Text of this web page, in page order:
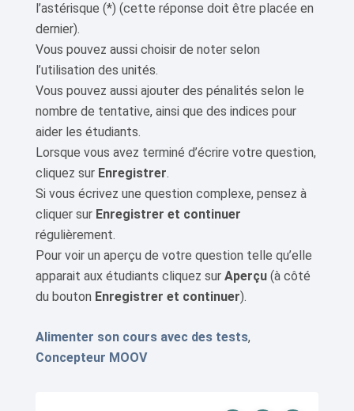
l’astérisque (*) (cette réponse doit être placée en
dernier).
Vous pouvez aussi choisir de noter selon
l’utilisation des unités.
Vous pouvez aussi ajouter des pénalités selon le
nombre de tentative, ainsi que des indices pour
aider les étudiants.
Lorsque vous avez terminé d’écrire votre question,
cliquez sur Enregistrer.
Si vous écrivez une question complexe, pensez à
cliquer sur Enregistrer et continuer
régulièrement.
Pour voir un aperçu de votre question telle qu’elle
apparait aux étudiants cliquez sur Aperçu (à côté
du bouton Enregistrer et continuer).
Alimenter son cours avec des tests,
Concepteur MOOV